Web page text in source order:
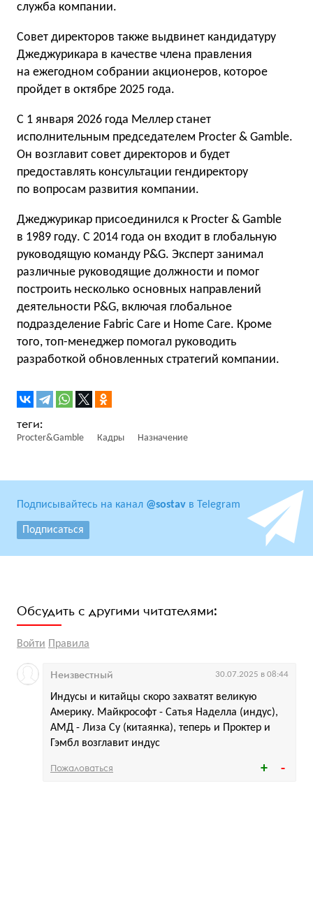
служба компании.
Совет директоров также выдвинет кандидатуру
Джеджурикара в качестве члена правления
на ежегодном собрании акционеров, которое
пройдет в октябре 2025 года.
С 1 января 2026 года Меллер станет
исполнительным председателем Procter & Gamble.
Он возглавит совет директоров и будет
предоставлять консультации гендиректору
по вопросам развития компании.
Джеджурикар присоединился к Procter & Gamble
в 1989 году. С 2014 года он входит в глобальную
руководящую команду P&G. Эксперт занимал
различные руководящие должности и помог
построить несколько основных направлений
деятельности P&G, включая глобальное
подразделение Fabric Care и Home Care. Кроме
того, топ-менеджер помогал руководить
разработкой обновленных стратегий компании.
Procter&Gamble Кадры Назначение
Подписывайтесь на канал @sostav в Telegram
Подписаться
Обсудить с другими читателями:
Войти Правила
Индусы и китайцы скоро захватят великую
Америку. Майкрософт - Сатья Наделла (индус),
АМД - Лиза Су (китаянка), теперь и Проктер и
Гэмбл возглавит индус
Неизвестный 30.07.2025 в 08:44
Пожаловаться